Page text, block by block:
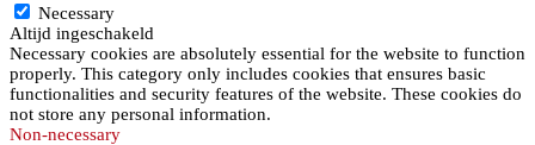
Necessary
Altijd ingeschakeld
Necessary cookies are absolutely essential for the website to function
properly. This category only includes cookies that ensures basic
functionalities and security features of the website. These cookies do
not store any personal information.
Non-necessary